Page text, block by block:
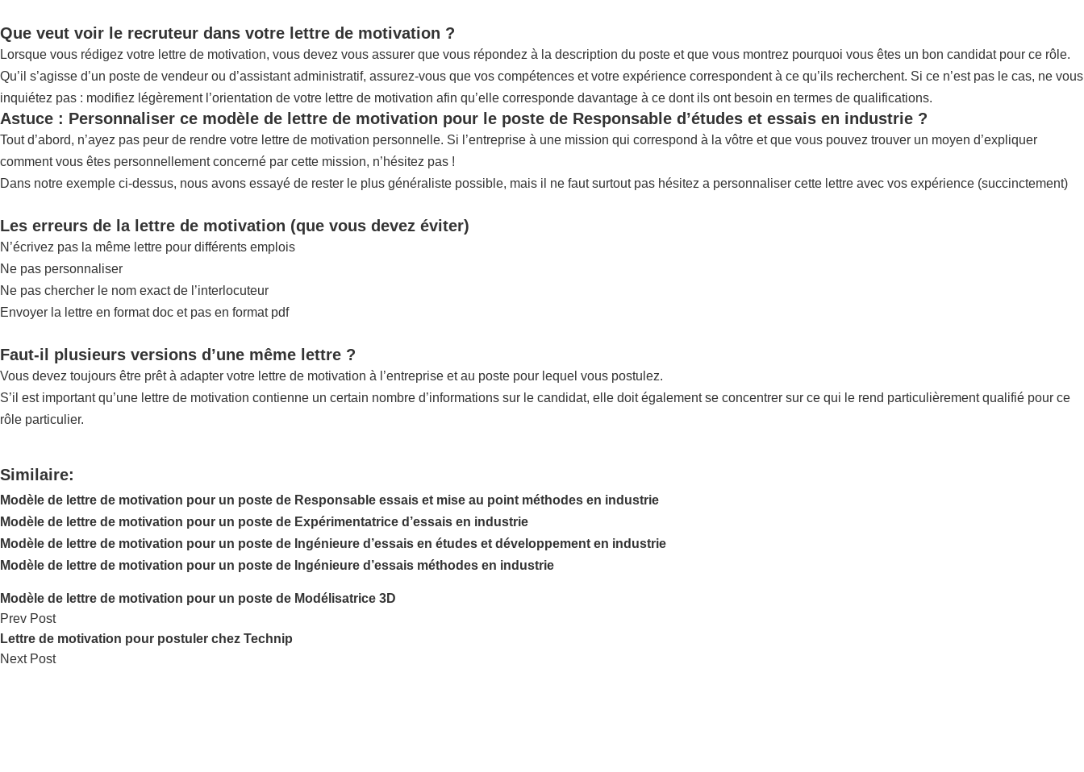
Que veut voir le recruteur dans votre lettre de motivation ?
Lorsque vous rédigez votre lettre de motivation, vous devez vous assurer que vous répondez à la description du poste et que vous montrez pourquoi vous êtes un bon candidat pour ce rôle.
Qu’il s’agisse d’un poste de vendeur ou d’assistant administratif, assurez-vous que vos compétences et votre expérience correspondent à ce qu’ils recherchent. Si ce n’est pas le cas, ne vous
inquiétez pas : modifiez légèrement l’orientation de votre lettre de motivation afin qu’elle corresponde davantage à ce dont ils ont besoin en termes de qualifications.
Astuce : Personnaliser ce modèle de lettre de motivation pour le poste de Responsable d’études et essais en industrie ?
Tout d’abord, n’ayez pas peur de rendre votre lettre de motivation personnelle. Si l’entreprise à une mission qui correspond à la vôtre et que vous pouvez trouver un moyen d’expliquer
comment vous êtes personnellement concerné par cette mission, n’hésitez pas !
Dans notre exemple ci-dessus, nous avons essayé de rester le plus généraliste possible, mais il ne faut surtout pas hésitez a personnaliser cette lettre avec vos expérience (succinctement)
Les erreurs de la lettre de motivation (que vous devez éviter)
N’écrivez pas la même lettre pour différents emplois
Ne pas personnaliser
Ne pas chercher le nom exact de l’interlocuteur
Envoyer la lettre en format doc et pas en format pdf
Faut-il plusieurs versions d’une même lettre ?
Vous devez toujours être prêt à adapter votre lettre de motivation à l’entreprise et au poste pour lequel vous postulez.
S’il est important qu’une lettre de motivation contienne un certain nombre d’informations sur le candidat, elle doit également se concentrer sur ce qui le rend particulièrement qualifié pour ce
rôle particulier.
Similaire:
Modèle de lettre de motivation pour un poste de Responsable essais et mise au point méthodes en industrie
Modèle de lettre de motivation pour un poste de Expérimentatrice d’essais en industrie
Modèle de lettre de motivation pour un poste de Ingénieure d’essais en études et développement en industrie
Modèle de lettre de motivation pour un poste de Ingénieure d’essais méthodes en industrie
Modèle de lettre de motivation pour un poste de Modélisatrice 3D
Prev Post
Lettre de motivation pour postuler chez Technip
Next Post